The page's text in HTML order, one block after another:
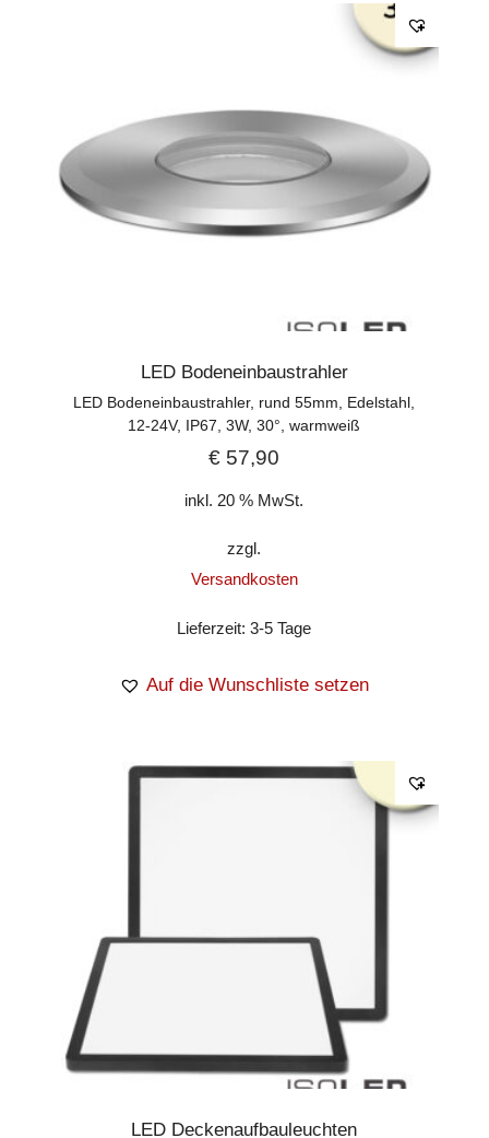
LED Bodeneinbaustrahler
LED Bodeneinbaustrahler, rund 55mm, Edelstahl,
12-24V, IP67, 3W, 30°, warmweiß
€ 57,90
inkl. 20 % MwSt.
zzgl.
Versandkosten
Lieferzeit:3-5 Tage
Auf die Wunschliste setzen
LED Deckenaufbauleuchten